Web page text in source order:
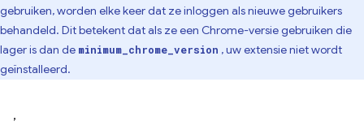
gebruiken, worden elke keer dat ze inloggen als nieuwe gebruikers
behandeld. Dit betekent dat als ze een Chrome-versie gebruiken die
lager is dan de minimum_chrome_version , uw extensie niet wordt
geïnstalleerd.
,